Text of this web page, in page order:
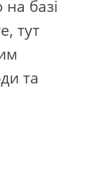
базі
тут
та